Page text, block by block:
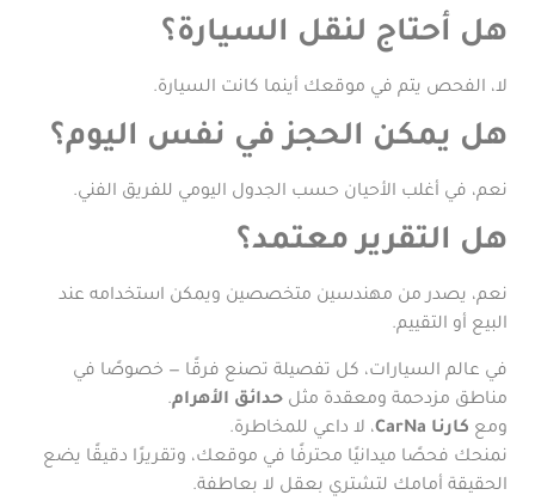
هل أحتاج لنقل السيارة؟
لا، الفحص يتم في موقعك أينما كانت السيارة.
هل يمكن الحجز في نفس اليوم؟
نعم، في أغلب الأحيان حسب الجدول اليومي للفريق الفني.
هل التقرير معتمد؟
نعم، يصدر من مهندسين متخصصين ويمكن استخدامه عند
البيع أو التقييم.
في عالم السيارات، كل تفصيلة تصنع فرقًا — خصوصًا في
مناطق مزدحمة ومعقدة مثلحدائق الأهرام.
ومع كارنا CarNa
، لا داعي للمخاطرة.
نمنحك فحصًا ميدانيًا محترفًا في موقعك، وتقريرًا دقيقًا يضع
الحقيقة أمامك لتشتري بعقل لا بعاطفة.